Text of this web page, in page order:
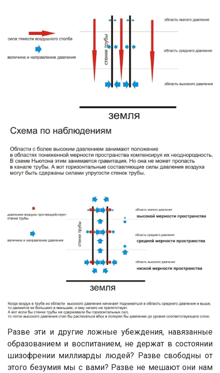
Разве эти и другие ложные убеждения, навязанные
образованием и воспитанием, не держат в состоянии
шизофрении миллиарды людей? Разве свободны от
этого безумия мы с вами? Разве не мешают они нам